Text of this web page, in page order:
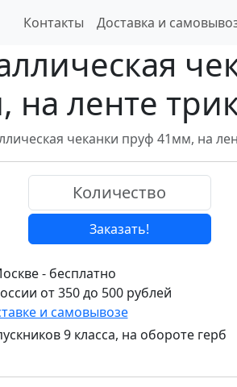
Контакты Доставка и
ленте
чеканки пруф 41мм, на
Заказать!
- бесплатно
от 350 до 500 рублей
и самовывозе
9 класса, на обороте герб